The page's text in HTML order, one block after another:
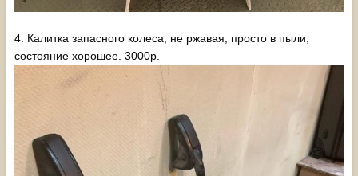
4. Калитка запасного колеса, не ржавая, просто в пыли,
состояние хорошее. 3000р.